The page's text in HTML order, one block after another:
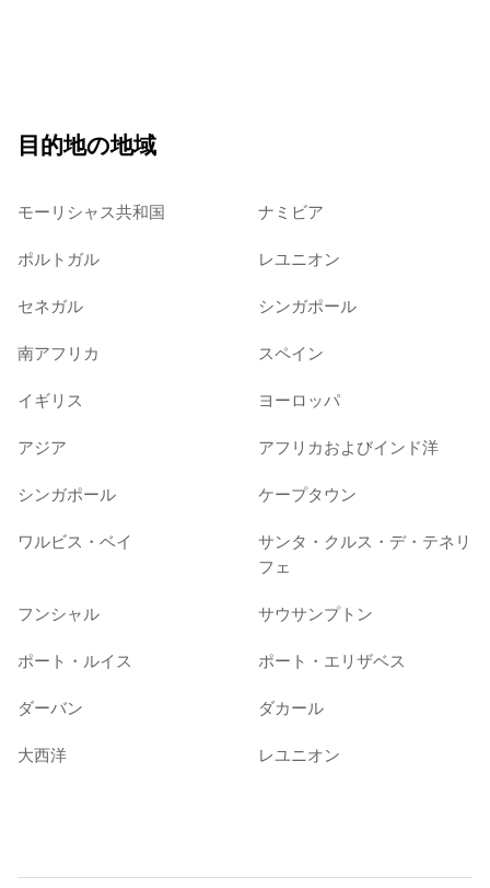
目的地の地域
モーリシャス共和国 ナミビア
ポルトガル レユニオン
セネガル シンガポール
南アフリカ スペイン
イギリス ヨーロッパ
アジア アフリカおよびインド洋
シンガポール ケープタウン
ワルビス・ベイ
サンタ・クルス・デ・テネリ
フェ
フンシャル サウサンプトン
ポート・ルイス ポート・エリザベス
ダーバン ダカール
大西洋 レユニオン